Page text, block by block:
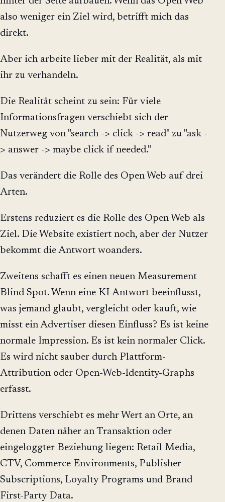
also weniger ein Ziel wird, betrifft mich das
direkt.
Aber ich arbeite lieber mit der Realität, als mit
ihr zu verhandeln.
Die Realität scheint zu sein: Für viele
Informationsfragen verschiebt sich der
Nutzerweg von "search -> click -> read" zu "ask -
> answer -> maybe click if needed."
Das verändert die Rolle des Open Web auf drei
Arten.
Erstens reduziert es die Rolle des Open Web als
Ziel. Die Website existiert noch, aber der Nutzer
bekommt die Antwort woanders.
Zweitens schafft es einen neuen Measurement
Blind Spot. Wenn eine KI-Antwort beeinflusst,
was jemand glaubt, vergleicht oder kauft, wie
misst ein Advertiser diesen Einfluss? Es ist keine
normale Impression. Es ist kein normaler Click.
Es wird nicht sauber durch Plattform-
Attribution oder Open-Web-Identity-Graphs
erfasst.
Drittens verschiebt es mehr Wert an Orte, an
denen Daten näher an Transaktion oder
eingeloggter Beziehung liegen: Retail Media,
CTV, Commerce Environments, Publisher
Subscriptions, Loyalty Programs und Brand
First-Party Data.